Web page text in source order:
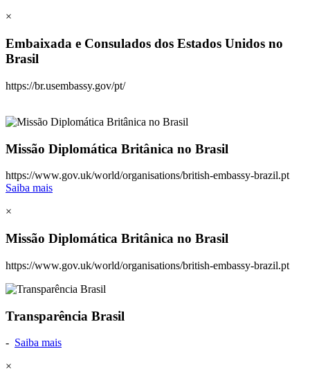
×
Embaixada e Consulados dos Estados Unidos no
Brasil
https://br.usembassy.gov/pt/
Missão Diplomática Britânica no Brasil
https://www.gov.uk/world/organisations/british-embassy-brazil.pt
Saiba mais
×
Missão Diplomática Britânica no Brasil
https://www.gov.uk/world/organisations/british-embassy-brazil.pt
Transparência Brasil
- Saiba mais
×